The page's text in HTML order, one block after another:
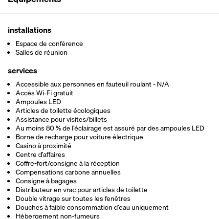
installations
Espace de conférence
Salles de réunion
services
Accessible aux personnes en fauteuil roulant - N/A
Accès Wi-Fi gratuit
Ampoules LED
Articles de toilette écologiques
Assistance pour visites/billets
Au moins 80 % de l’éclairage est assuré par des ampoules LED
Borne de recharge pour voiture électrique
Casino à proximité
Centre d’affaires
Coffre-fort/consigne à la réception
Compensations carbone annuelles
Consigne à bagages
Distributeur en vrac pour articles de toilette
Double vitrage sur toutes les fenêtres
Douches à faible consommation d’eau uniquement
Hébergement non-fumeurs